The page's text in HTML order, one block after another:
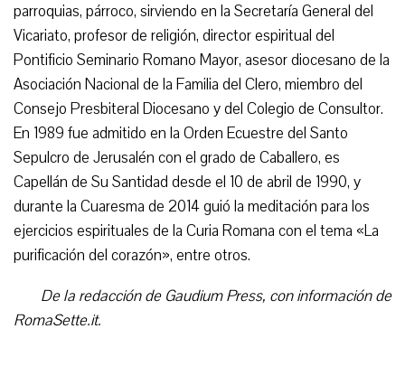
parroquias, párroco, sirviendo en la Secretaría General del
Vicariato, profesor de religión, director espiritual del
Pontificio Seminario Romano Mayor, asesor diocesano de la
Asociación Nacional de la Familia del Clero, miembro del
Consejo Presbiteral Diocesano y del Colegio de Consultor.
En 1989 fue admitido en la Orden Ecuestre del Santo
Sepulcro de Jerusalén con el grado de Caballero, es
Capellán de Su Santidad desde el 10 de abril de 1990, y
durante la Cuaresma de 2014 guió la meditación para los
ejercicios espirituales de la Curia Romana con el tema «La
purificación del corazón», entre otros.
De la redacción de Gaudium Press, con información de
RomaSette.it.